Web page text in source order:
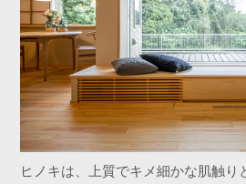
ヒノキは、上質でキメ細かな肌触り